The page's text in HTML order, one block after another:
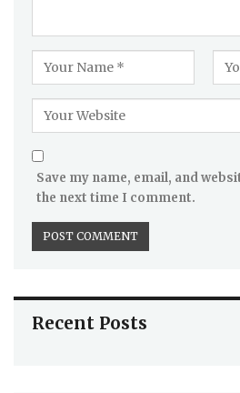
Save my name, email, and
the next time I comment.
Recent Posts